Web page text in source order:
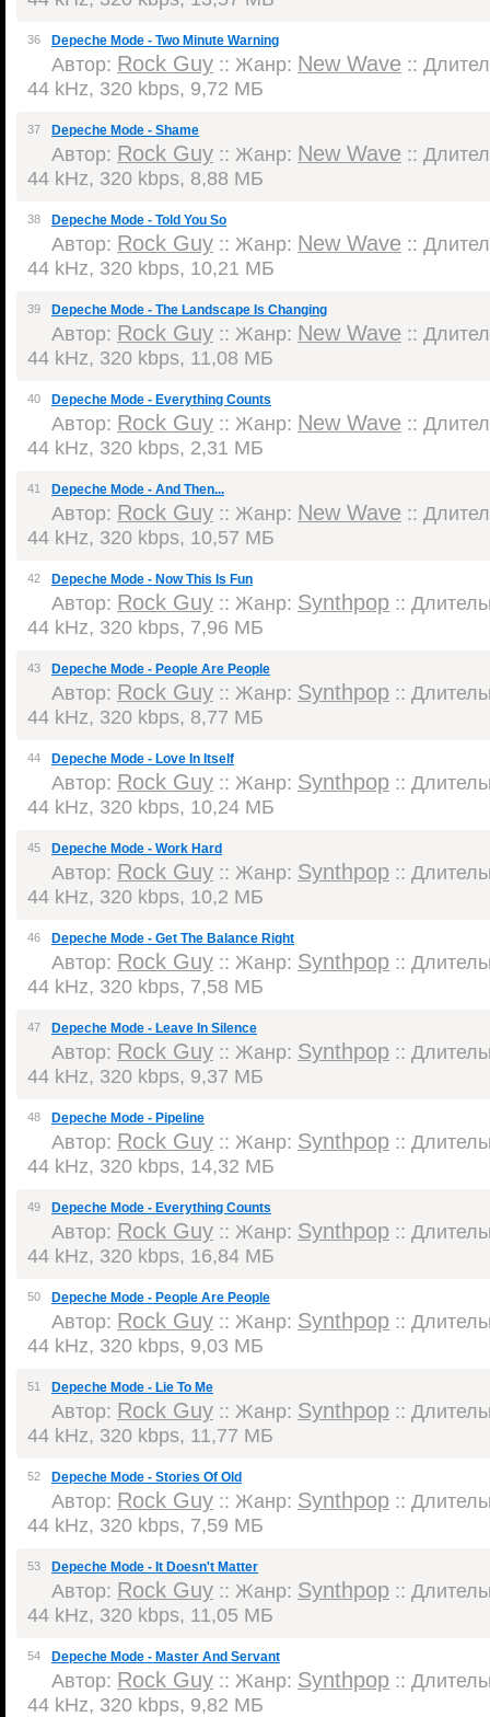
36 Depeche Mode - Two Minute Warning
Автор: Rock Guy :: Жанр: New Wave ::
44 kHz, 320 kbps, 9,72 МБ
37 Depeche Mode - Shame
Автор: Rock Guy :: Жанр: New Wave ::
44 kHz, 320 kbps, 8,88 МБ
38 Depeche Mode - Told You So
Автор: Rock Guy :: Жанр: New Wave ::
44 kHz, 320 kbps, 10,21 МБ
39 Depeche Mode - The Landscape Is Changing
Автор: Rock Guy :: Жанр: New Wave ::
44 kHz, 320 kbps, 11,08 МБ
40 Depeche Mode - Everything Counts
Автор: Rock Guy :: Жанр: New Wave ::
44 kHz, 320 kbps, 2,31 МБ
41 Depeche Mode - And Then...
Автор: Rock Guy :: Жанр: New Wave ::
44 kHz, 320 kbps, 10,57 МБ
42 Depeche Mode - Now This Is Fun
Автор: Rock Guy :: Жанр: Synthpop ::
44 kHz, 320 kbps, 7,96 МБ
43 Depeche Mode - People Are People
Автор: Rock Guy :: Жанр: Synthpop ::
44 kHz, 320 kbps, 8,77 МБ
44 Depeche Mode - Love In Itself
Автор: Rock Guy :: Жанр: Synthpop ::
44 kHz, 320 kbps, 10,24 МБ
45 Depeche Mode - Work Hard
Автор: Rock Guy :: Жанр: Synthpop ::
44 kHz, 320 kbps, 10,2 МБ
46 Depeche Mode - Get The Balance Right
Автор: Rock Guy :: Жанр: Synthpop ::
44 kHz, 320 kbps, 7,58 МБ
47 Depeche Mode - Leave In Silence
Автор: Rock Guy :: Жанр: Synthpop ::
44 kHz, 320 kbps, 9,37 МБ
48 Depeche Mode - Pipeline
Автор: Rock Guy :: Жанр: Synthpop ::
44 kHz, 320 kbps, 14,32 МБ
49 Depeche Mode - Everything Counts
Автор: Rock Guy :: Жанр: Synthpop ::
44 kHz, 320 kbps, 16,84 МБ
50 Depeche Mode - People Are People
Автор: Rock Guy :: Жанр: Synthpop ::
44 kHz, 320 kbps, 9,03 МБ
51 Depeche Mode - Lie To Me
Автор: Rock Guy :: Жанр: Synthpop ::
44 kHz, 320 kbps, 11,77 МБ
52 Depeche Mode - Stories Of Old
Автор: Rock Guy :: Жанр: Synthpop ::
44 kHz, 320 kbps, 7,59 МБ
53 Depeche Mode - It Doesn't Matter
Автор: Rock Guy :: Жанр: Synthpop ::
44 kHz, 320 kbps, 11,05 МБ
54 Depeche Mode - Master And Servant
Автор: Rock Guy :: Жанр: Synthpop ::
44 kHz, 320 kbps, 9,82 МБ